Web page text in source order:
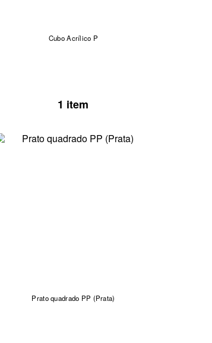
Cubo Acrílico P
1 item
Prato quadrado PP (Prata)